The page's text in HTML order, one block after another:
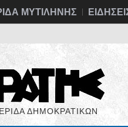
ΜΥΤΙΛΗΝΗΣ
ΔΗΜΟΚΡΑΤΙΚΩΝ